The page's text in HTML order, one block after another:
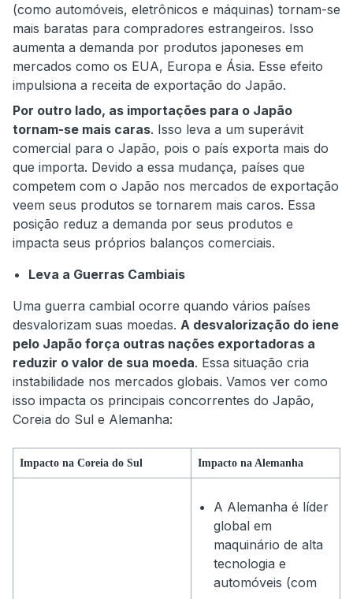
(como automóveis, eletrônicos e máquinas) tornam-se
mais baratas para compradores estrangeiros. Isso
aumenta a demanda por produtos japoneses em
mercados como os EUA, Europa e Ásia. Esse efeito
impulsiona a receita de exportação do Japão.
Por outro lado, as importações para o Japão
tornam-se mais caras. Isso leva a um superávit
comercial para o Japão, pois o país exporta mais do
que importa. Devido a essa mudança, países que
competem com o Japão nos mercados de exportação
veem seus produtos se tornarem mais caros. Essa
posição reduz a demanda por seus produtos e
impacta seus próprios balanços comerciais.
Leva a Guerras Cambiais
Uma guerra cambial ocorre quando vários países
desvalorizam suas moedas. A desvalorização do iene
pelo Japão força outras nações exportadoras a
reduzir o valor de sua moeda. Essa situação cria
instabilidade nos mercados globais. Vamos ver como
isso impacta os principais concorrentes do Japão,
Coreia do Sul e Alemanha:
Impacto na Coreia do Sul Impacto na Alemanha
A Alemanha é líder
global em
maquinário de alta
tecnologia e
automóveis (com